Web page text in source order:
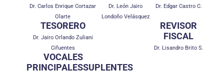
Dr. Carlos Enrique Cortazar
Olarte
Dr. León Jairo
Londoño Velásquez
Dr. Edgar Castro C.
TESORERO
Dr. Jairo Orlando Zuliani
Cifuentes
REVISOR
FISCAL
Dr. Lisandro Brito S.
VOCALES
PRINCIPALESSUPLENTES